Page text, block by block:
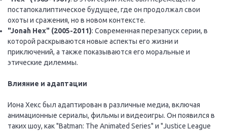
постапокалиптическое будущее, где он продолжал свои
охоты и сражения, но в новом контексте.
"Jonah Hex" (2005-2011): Современная перезапуск серии, в
которой раскрываются новые аспекты его жизни и
приключений, а также показываются его моральные и
этические дилеммы.
Влияние и адаптации
Иона Хекс был адаптирован в различные медиа, включая
анимационные сериалы, фильмы и видеоигры. Он появился в
таких шоу, как "Batman: The Animated Series" и "Justice League